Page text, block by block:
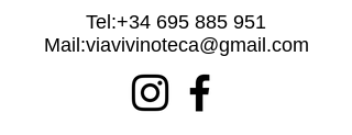
Tel:+34 695 885 951
Mail:viavivinoteca@gmail.com